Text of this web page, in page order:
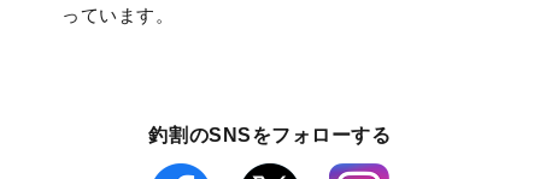
っています。
釣割のSNSをフォローする